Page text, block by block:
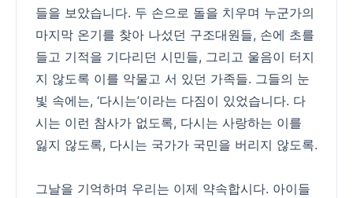
들을 보았습니다. 두 손으로 돌을 치우며 누군가의
마지막 온기를 찾아 나섰던 구조대원들, 손에 초를
들고 기적을 기다리던 시민들, 그리고 울음이 터지
지 않도록 이를 악물고 서 있던 가족들. 그들의 눈
빛 속에는, ‘다시는’이라는 다짐이 있었습니다. 다
시는 이런 참사가 없도록, 다시는 사랑하는 이를
잃지 않도록, 다시는 국가가 국민을 버리지 않도록.
그날을 기억하며 우리는 이제 약속합시다. 아이들